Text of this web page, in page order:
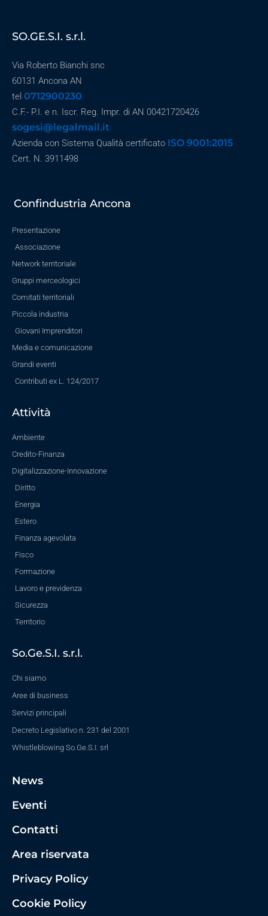
SO.GE.S.I. s.r.l.
Via Roberto Bianchi snc
60131 Ancona AN
tel 0712900230
C.F.- P.I. e n. Iscr. Reg. Impr. di AN 00421720426
sogesi@legalmail.it
Azienda con Sistema Qualità certificato ISO 9001:2015
Cert. N. 3911498
Confindustria Ancona
Presentazione
Associazione
Network territoriale
Gruppi merceologici
Comitati territoriali
Piccola industria
Giovani Imprenditori
Media e comunicazione
Grandi eventi
Contributi ex L. 124/2017
Attività
Ambiente
Credito-Finanza
Digitalizzazione-Innovazione
Diritto
Energia
Estero
Finanza agevolata
Fisco
Formazione
Lavoro e previdenza
Sicurezza
Territorio
So.Ge.S.I. s.r.l.
Chi siamo
Aree di business
Servizi principali
Decreto Legislativo n. 231 del 2001
Whistleblowing So.Ge.S.I. srl
News
Eventi
Contatti
Area riservata
Privacy Policy
Cookie Policy